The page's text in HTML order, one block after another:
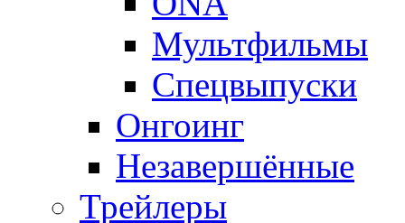
Мультфильмы
Спецвыпуски
Онгоинг
Незавершённые
Трейлеры